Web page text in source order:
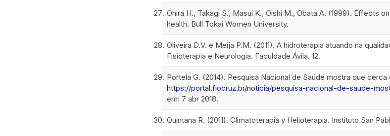
Ohira H., Takagi S., Masui K., Oishi M., Obata A. (1999). Effects
health. Bull Tokai Women University.
Oliveira D.V. e Meija P.M. (2011). A hidroterapia atuando na
Fisioterapia e Neurologia. Faculdade Ávila. 12.
Portela G. (2014). Pesquisa Nacional de Saúde mostra que
https://portal.fiocruz.br/noticia/pesquisa-nacional-de-saude-
em: 7 abr 2018.
Quintana R. (2011). Climatoterapia y Helioterapia. Instituto San